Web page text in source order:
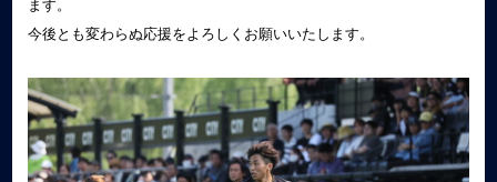
ます。
今後とも変わらぬ応援をよろしくお願いいたします。